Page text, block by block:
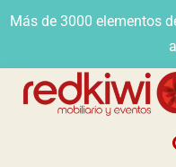
Más de 3000 elementos